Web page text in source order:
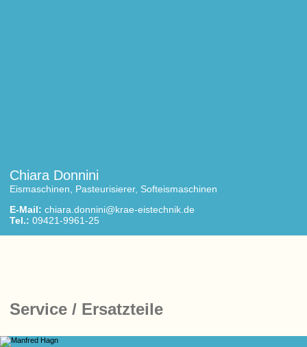
Chiara Donnini
Eismaschinen, Pasteurisierer, Softeismaschinen
E-Mail: chiara.donnini@krae-eistechnik.de
Tel.: 09421-9961-25
Service / Ersatzteile